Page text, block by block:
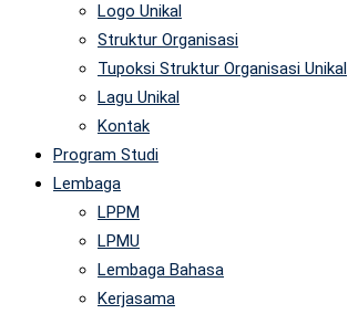
Logo Unikal
Struktur Organisasi
Tupoksi Struktur Organisasi Unikal
Lagu Unikal
Kontak
Program Studi
Lembaga
LPPM
LPMU
Lembaga Bahasa
Kerjasama